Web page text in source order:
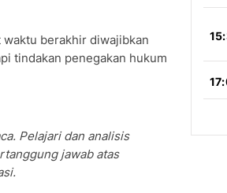
berakhir diwajibkan
tindakan penegakan hukum
Pelajari dan analisis
jawab atas